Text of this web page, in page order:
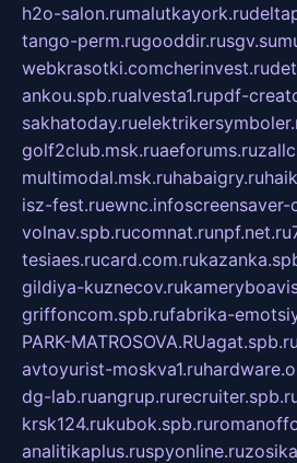
h2o-salon.rumalutkayork.ru
tango-perm.rugooddir.rusgv.su
webkrasotki.comcherinvest.ru
ankou.spb.rualvesta1.rupdf-
sakhatoday.ru
golf2club.msk.ruaeforums.ru
multimodal.msk.ruhabaigry.ru
isz-fest.ruewnc.info
volnav.spb.rucomnat.runpf.net.ru
tesiaes.rucard.com.ru
gildiya-kuznecov.ru
griffoncom.spb.rufabrika-
PARK-MATROSOVA.RUagat.spb.ru
avtoyurist-moskva1.ru
dg-lab.ruangrup.ru
krsk124.rukubok.spb.ru
analitikaplus.ruspyonline.ru